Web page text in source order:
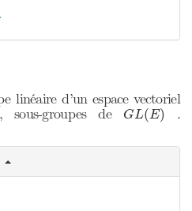
linéaire d’un espace vectoriel
groupes de
GL(E)
GL(E)
.